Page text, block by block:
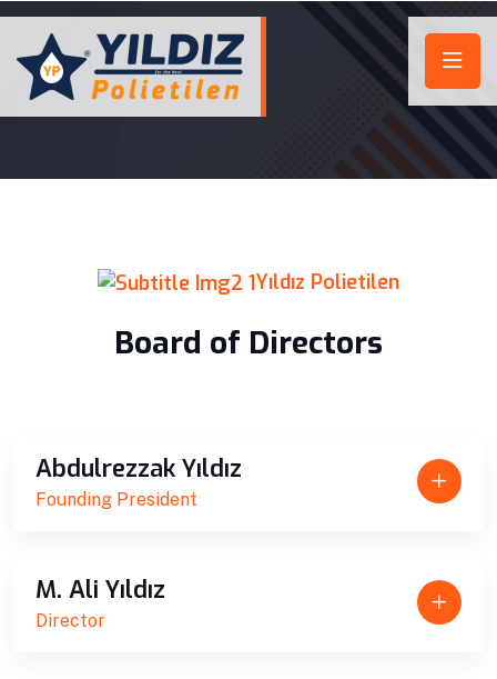
Yıldız Polietilen
Board of Directors
Abdulrezzak Yıldız
Founding President
M. Ali Yıldız
Director